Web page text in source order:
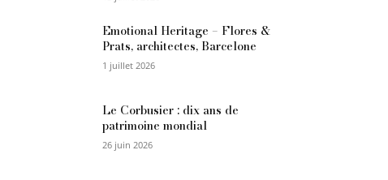
Emotional Heritage – Flores &
Prats, architectes, Barcelone
1 juillet 2026
Le Corbusier : dix ans de
patrimoine mondial
26 juin 2026